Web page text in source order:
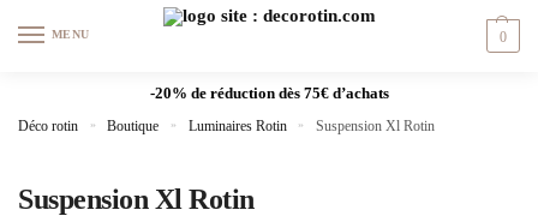
MENU 0
-20% de réduction dès 75€ d’achats
Déco rotin » Boutique » Luminaires Rotin » Suspension Xl Rotin
Suspension Xl Rotin